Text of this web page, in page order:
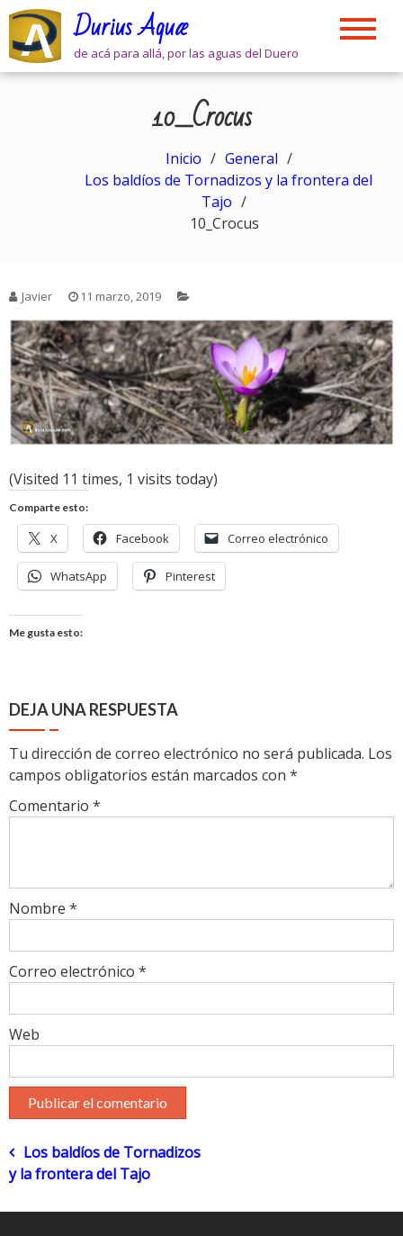
Skip
content
Durius Aquæ
de acá para allá, por las aguas del Duero
10_Crocus
Inicio
General
Los baldíos de Tornadizos y la frontera del
Tajo
10_Crocus
Javier 11 marzo, 2019
(Visited 11 times, 1 visits today)
Comparte esto:
X Facebook Correo electrónico
WhatsApp Pinterest
Me gusta esto:
DEJA UNA RESPUESTA
Tu dirección de correo electrónico no será publicada. Los
campos obligatorios están marcados con *
Comentario *
Nombre *
Correo electrónico *
Web
Navegación
de
Los baldíos de Tornadizos
y la frontera del Tajo